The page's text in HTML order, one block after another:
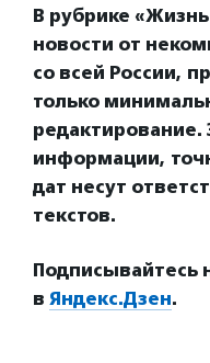
В рубрике
новости от
со всей России,
только
редактирование.
информации,
дат несут
текстов.
Подписывайтесь
в Яндекс.Дзен.